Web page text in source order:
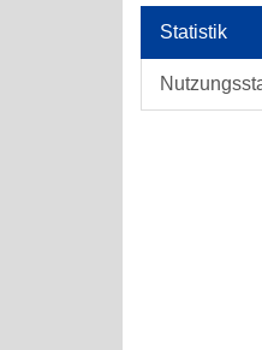
Statistik